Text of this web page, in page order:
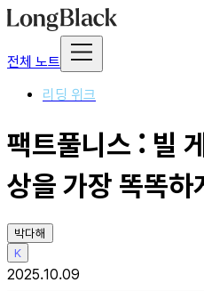
전체 노트
리딩 위크
팩트풀니스 : 빌
상을 가장 똑똑하
박다해
K
2025.10.09